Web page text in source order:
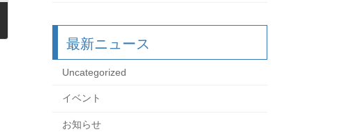
最新ニュース
Uncategorized
イベント
お知らせ